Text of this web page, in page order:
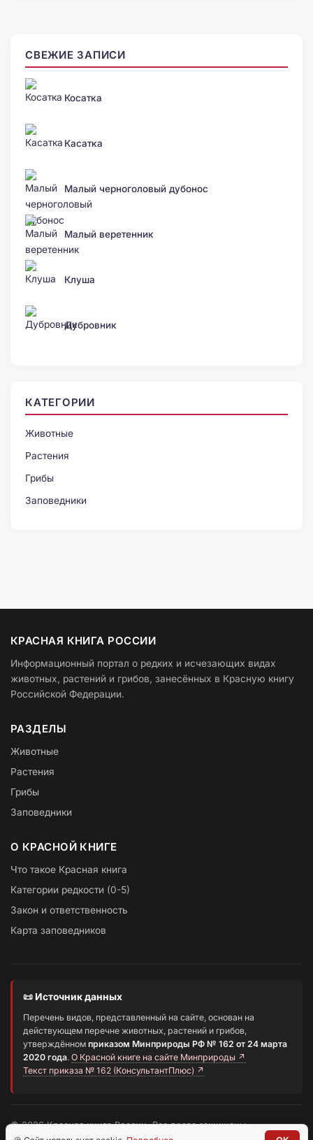
СВЕЖИЕ ЗАПИСИ
Косатка
Касатка
Малый черноголовый дубонос
Малый веретенник
Клуша
Дубровник
КАТЕГОРИИ
Животные
Растения
Грибы
Заповедники
КРАСНАЯ КНИГА РОССИИ
Информационный портал о редких и исчезающих видах
животных, растений и грибов, занесённых в Красную книгу
Российской Федерации.
РАЗДЕЛЫ
Животные
Растения
Грибы
Заповедники
О КРАСНОЙ КНИГЕ
Что такое Красная книга
Категории редкости (0-5)
Закон и ответственность
Карта заповедников
📜 Источник данных
Перечень видов, представленный на сайте, основан на
действующем перечне животных, растений и грибов,
утверждённом приказом Минприроды РФ № 162 от 24 марта
2020 года. О Красной книге на сайте Минприроды ↗
Текст приказа № 162 (КонсультантПлюс) ↗
© 2026 Красная книга России. Все права защищены.